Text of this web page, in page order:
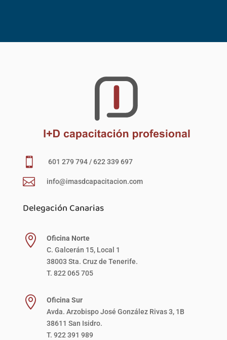
 601 279 794 / 622 339 697
 info@imasdcapacitacion.com
Delegación Canarias

Oficina Norte
C. Galcerán 15, Local 1
38003 Sta. Cruz de Tenerife.
T. 822 065 705

Oficina Sur
Avda. Arzobispo José González Rivas 3, 1B
38611 San Isidro.
T. 922 391 989